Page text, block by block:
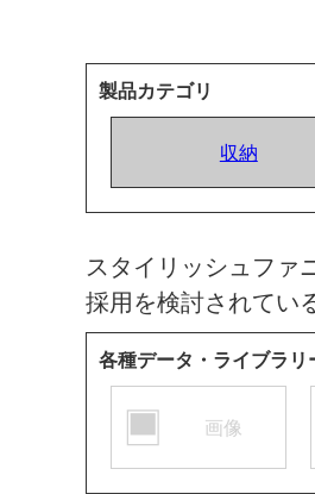
製品カテゴリ
収納
スタイリッシュフ
採用を検討されてい
各種データ・ライブラリ
画像